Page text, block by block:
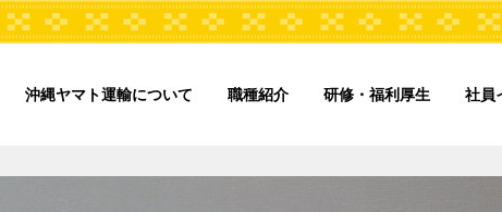
沖縄ヤマト運輸について 職種紹介 研修・福利厚生 社員